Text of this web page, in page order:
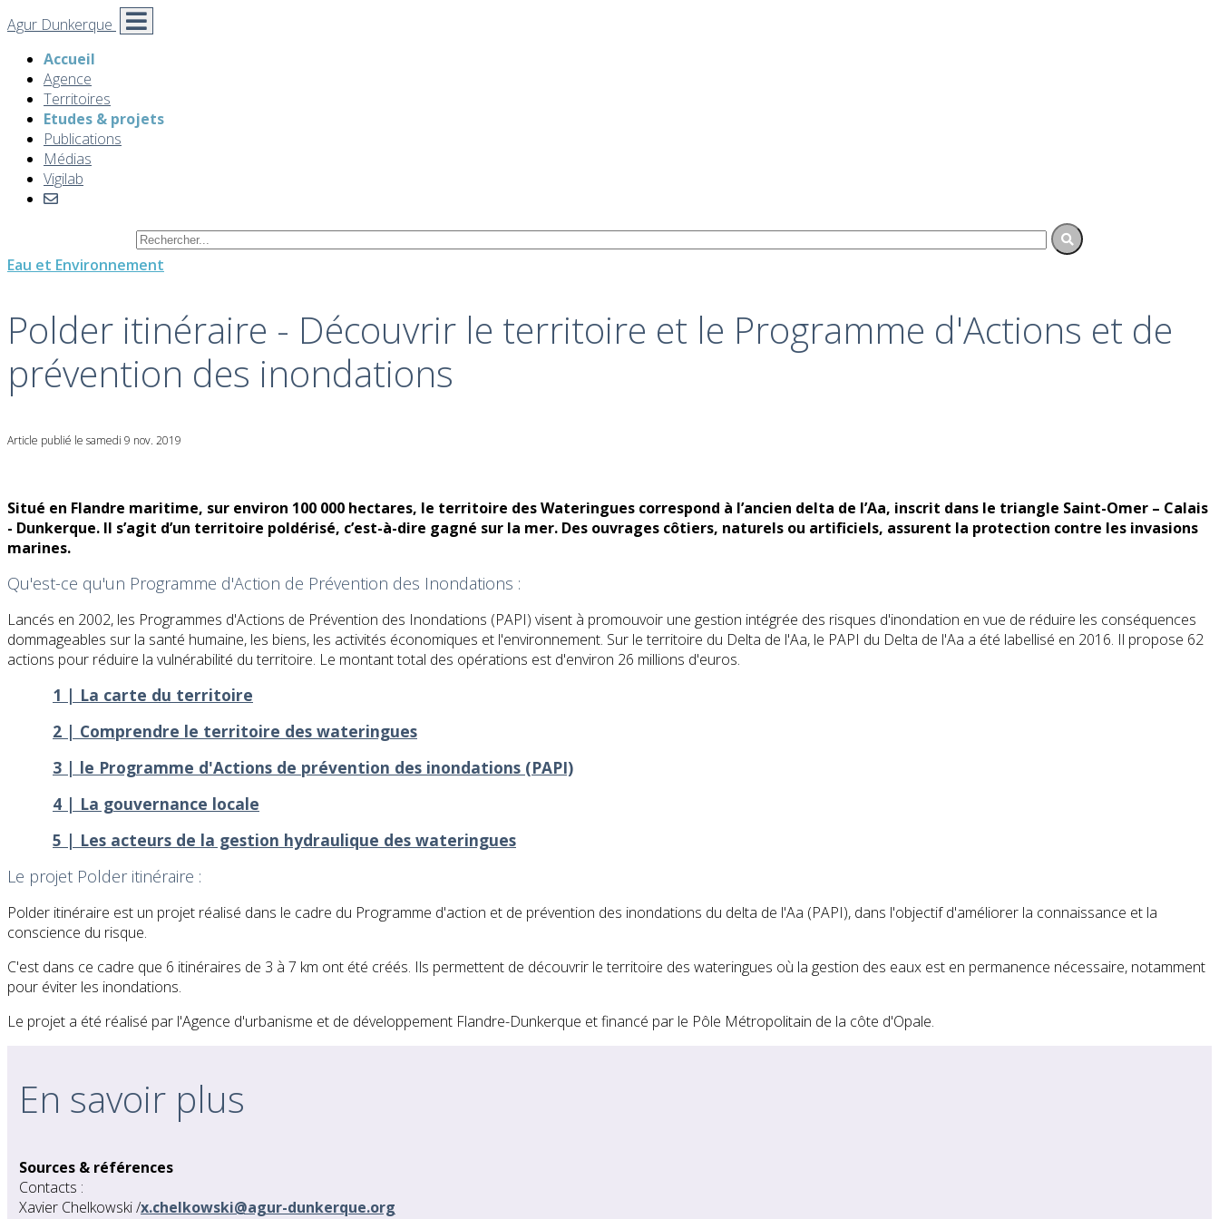
Agur Dunkerque
Accueil
Agence
Territoires
Etudes & projets
Publications
Médias
Vigilab
Eau et Environnement
Polder itinéraire - Découvrir le territoire et le Programme d'Actions et de
prévention des inondations
Article publié le samedi 9 nov. 2019
​Situé en Flandre maritime, sur environ 100 000 hectares, le territoire des Wateringues correspond à l’ancien delta de l’Aa, inscrit dans le triangle Saint-Omer – Calais
- Dunkerque. Il s’agit d’un territoire poldérisé, c’est-à-dire gagné sur la mer. Des ouvrages côtiers, naturels ou artificiels, assurent la protection contre les invasions
marines.
Qu'est-ce qu'un Programme d'Action de Prévention des Inondations :
​​ Lancés en 2002, les Programmes d'Actions de Prévention des Inondations (PAPI) visent à promouvoir une gestion intégrée des risques d'inondation en vue de réduire les conséquences
dommageables sur la santé humaine, les biens, les activités économiques et l'environnement.​​ Sur le territoire du Delta de l'Aa, le PAPI du Delta de l'Aa a été labellisé en 2016. Il propose 62
actions pour réduire la vulnérabilité du territoire. Le montant total des opérations est d'environ 26 millions d'euros.
1 | La carte du territoire
2 | Comprendre le territoire des wateringues
3 | le Programme d'Actions de prévention des inondations (PAPI)
4 | La gouvernance locale
5 | Les acteurs de la gestion hydraulique des wateringues
Le projet Polder itinéraire :
​​ Polder itinéraire est un projet réalisé dans le cadre du Programme d'action et de prévention des inondations du delta de l'Aa (PAPI), dans l'objectif d'améliorer la connaissance et la
conscience du risque.
C'est dans ce cadre que 6 itinéraires de 3 à 7 km ont été créés. Ils permettent de découvrir le territoire des wateringues où la gestion des eaux est en permanence nécessaire, notamment
pour éviter les inondations.
Le projet a été réalisé par l'Agence d'urbanisme et de développement Flandre-Dunkerque et financé par le Pôle Métropolitain de la côte d'Opale.
En savoir plus
Sources & références
Contacts :
​Xavier Chelkowski /x.chelkowski@agur-dunkerque.org